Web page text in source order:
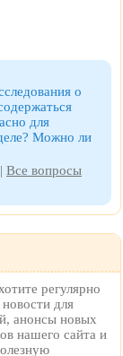
о
для
Можно ли
| Все вопросы
регулярно
для
анонсы новых
нашего сайта и